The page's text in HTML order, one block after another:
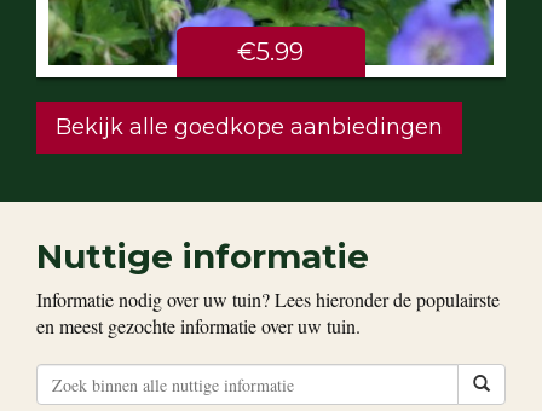
€5.99
Bekijk alle goedkope aanbiedingen
Nuttige informatie
Informatie nodig over uw tuin? Lees hieronder de populairste
en meest gezochte informatie over uw tuin.